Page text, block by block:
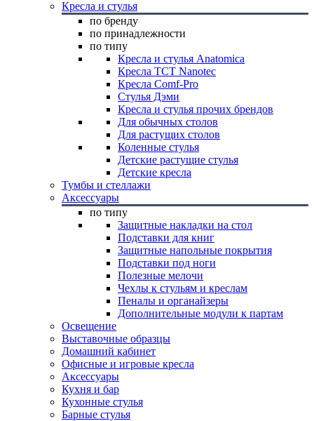
Кресла и стулья
по бренду
по принадлежности
по типу
Кресла и стулья Anatomica
Кресла TCT Nanotec
Кресла Comf-Pro
Стулья Дэми
Кресла и стулья прочих брендов
Для обычных столов
Для растущих столов
Коленные стулья
Детские растущие стулья
Детские кресла
Тумбы и стеллажи
Аксессуары
по типу
Защитные накладки на стол
Подставки для книг
Защитные напольные покрытия
Подставки под ноги
Полезные мелочи
Чехлы к стульям и креслам
Пеналы и органайзеры
Дополнительные модули к партам
Освещение
Выставочные образцы
Домашний кабинет
Офисные и игровые кресла
Аксессуары
Кухня и бар
Кухонные стулья
Барные стулья